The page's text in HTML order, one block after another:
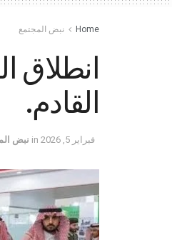
Home نبض المجتمع
القادم.
فبراير 5, 2026 in نبض